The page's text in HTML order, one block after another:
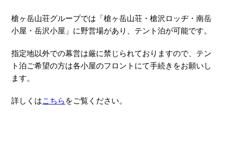
槍ヶ岳山荘グループでは「槍ヶ岳山荘・槍沢ロッヂ・南岳
小屋・岳沢小屋」に野営場があり、テント泊が可能です。
指定地以外での幕営は厳に禁じられておりますので、テン
ト泊ご希望の方は各小屋のフロントにて手続きをお願いし
ます。
詳しくはこちら をご覧ください。